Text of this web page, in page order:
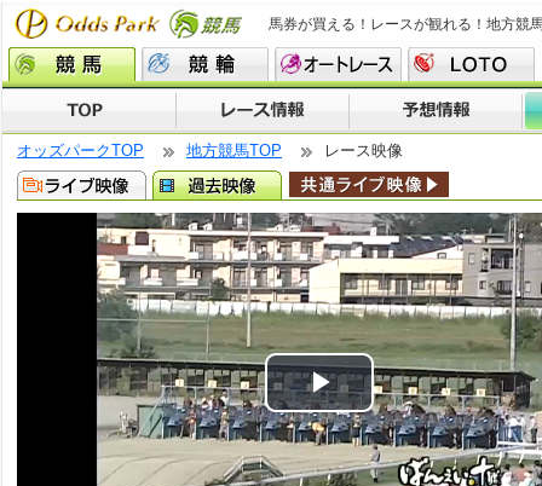
馬券が買える！レースが観れる！地方競
オッズパークTOP 地方競馬TOP レース映像
Play
Video